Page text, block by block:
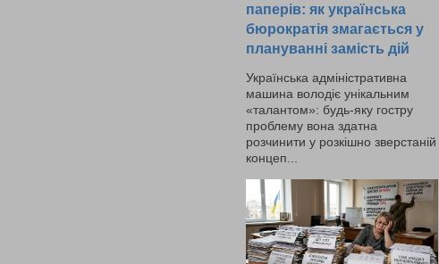
паперів: як українська
бюрократія змагається у
плануванні замість дій
Українська адміністративна
машина володіє унікальним
«талантом»: будь-яку гостру
проблему вона здатна
розчинити у розкішно зверстаній
концеп...